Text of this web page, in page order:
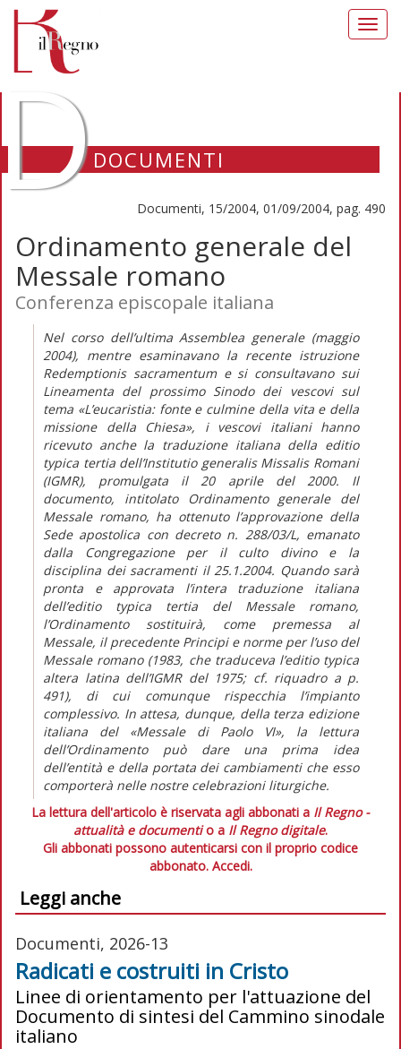
DOCUMENTI
Documenti, 15/2004, 01/09/2004, pag. 490
Ordinamento generale del
Messale romano
Conferenza episcopale italiana
Nel corso dell’ultima Assemblea generale (maggio
2004), mentre esaminavano la recente istruzione
Redemptionis sacramentum e si consultavano sui
Lineamenta del prossimo Sinodo dei vescovi sul
tema «L’eucaristia: fonte e culmine della vita e della
missione della Chiesa», i vescovi italiani hanno
ricevuto anche la traduzione italiana della editio
typica tertia dell’Institutio generalis Missalis Romani
(IGMR), promulgata il 20 aprile del 2000. Il
documento, intitolato Ordinamento generale del
Messale romano, ha ottenuto l’approvazione della
Sede apostolica con decreto n. 288/03/L, emanato
dalla Congregazione per il culto divino e la
disciplina dei sacramenti il 25.1.2004. Quando sarà
pronta e approvata l’intera traduzione italiana
dell’editio typica tertia del Messale romano,
l’Ordinamento sostituirà, come premessa al
Messale, il precedente Principi e norme per l’uso del
Messale romano (1983, che traduceva l’editio typica
altera latina dell’IGMR del 1975; cf. riquadro a p.
491), di cui comunque rispecchia l’impianto
complessivo. In attesa, dunque, della terza edizione
italiana del «Messale di Paolo VI», la lettura
dell’Ordinamento può dare una prima idea
dell’entità e della portata dei cambiamenti che esso
comporterà nelle nostre celebrazioni liturgiche.
La lettura dell'articolo è riservata agli abbonati a Il Regno -
attualità e documentio a Il Regno digitale.
Gli abbonati possono autenticarsi con il proprio codice
abbonato. Accedi.
Leggi anche
Documenti, 2026-13
Radicati e costruiti in Cristo
Linee di orientamento per l'attuazione del
Documento di sintesi del Cammino sinodale
italiano